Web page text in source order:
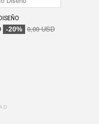
-20% 0,00 USD